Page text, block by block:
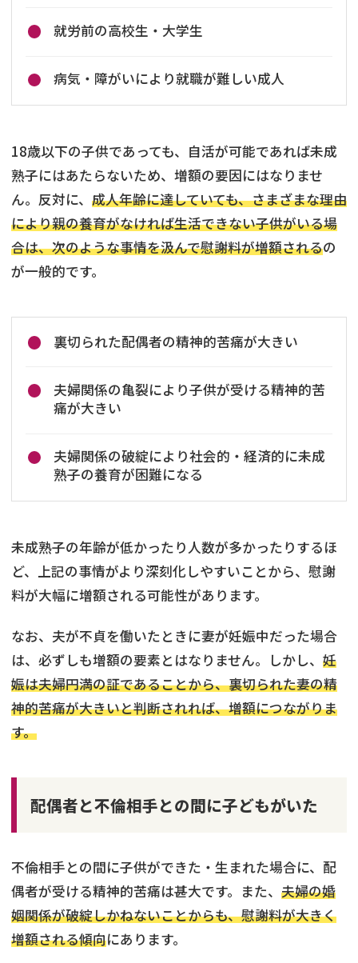
就労前の高校生・大学生
病気・障がいにより就職が難しい成人
18歳以下の子供であっても、自活が可能であれば未成
熟子にはあたらないため、増額の要因にはなりませ
ん。反対に、 成人年齢に達していても、さまざまな理由
により親の養育がなければ生活できない子供がいる場
合は、次のような事情を汲んで慰謝料が増額されるの
が一般的です。
裏切られた配偶者の精神的苦痛が大きい
夫婦関係の亀裂により子供が受ける精神的苦
痛が大きい
夫婦関係の破綻により社会的・経済的に未成
熟子の養育が困難になる
未成熟子の年齢が低かったり人数が多かったりするほ
ど、上記の事情がより深刻化しやすいことから、慰謝
料が大幅に増額される可能性があります。
なお、夫が不貞を働いたときに妻が妊娠中だった場合
は、必ずしも増額の要素とはなりません。しかし、 妊
娠は夫婦円満の証であることから、裏切られた妻の精
神的苦痛が大きいと判断されれば、増額につながりま
す。
配偶者と不倫相手との間に子どもがいた
不倫相手との間に子供ができた・生まれた場合に、配
偶者が受ける精神的苦痛は甚大です。また、 夫婦の婚
姻関係が破綻しかねないことからも、慰謝料が大きく
増額される傾向にあります。